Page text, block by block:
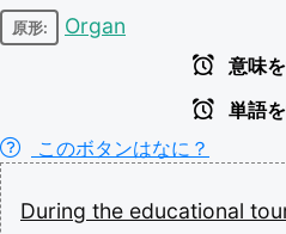
原形: Organ
意味
単語
このボタンはなに？
During the educational